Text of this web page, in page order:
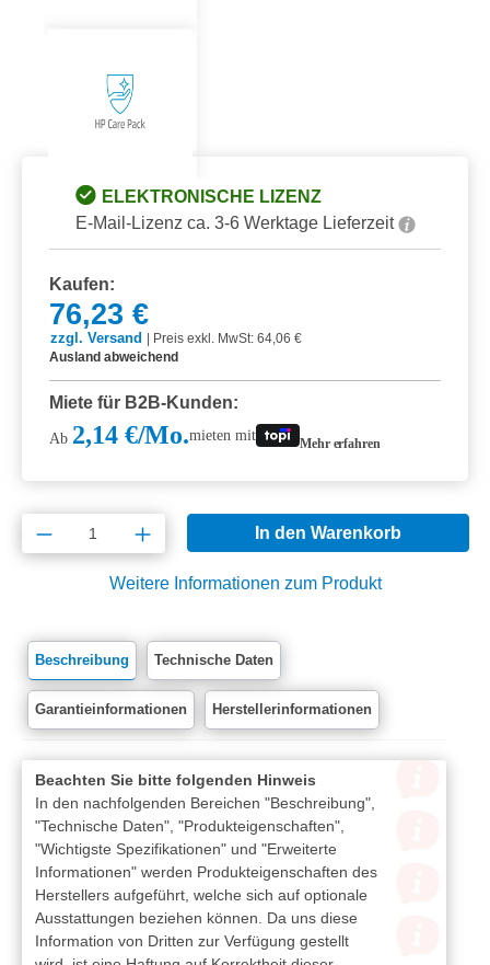
ELEKTRONISCHE LIZENZ
E-Mail-Lizenz ca. 3-6 Werktage Lieferzeit
Kaufen:
76,23 €
zzgl. Versand
Preis exkl. MwSt: 64,06 €
Ausland abweichend
Miete für B2B-Kunden:
Ab 2,14 €/Mo.mieten mit Mehr erfahren
Produkt Anzahl: Gib den gewünschten
In den Warenkorb
Weitere Informationen zum Produkt
Beschreibung Technische Daten
Garantieinformationen Herstellerinformationen
Beachten Sie bitte folgenden Hinweis
In den nachfolgenden Bereichen "Beschreibung",
"Technische Daten", "Produkteigenschaften",
"Wichtigste Spezifikationen" und "Erweiterte
Informationen" werden Produkteigenschaften des
Herstellers aufgeführt, welche sich auf optionale
Ausstattungen beziehen können. Da uns diese
Information von Dritten zur Verfügung gestellt